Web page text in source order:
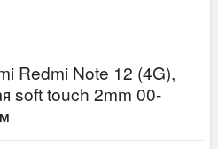
Redmi Note 12 (4G),
soft touch 2mm 00-